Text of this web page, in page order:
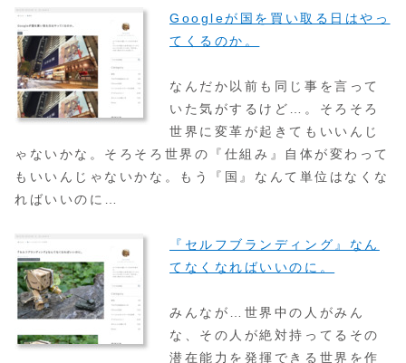
Googleが国を買い取る日はやっ
てくるのか。
なんだか以前も同じ事を言って
いた気がするけど…。そろそろ
世界に変革が起きてもいいんじ
ゃないかな。そろそろ世界の『仕組み』自体が変わって
もいいんじゃないかな。もう『国』なんて単位はなくな
ればいいのに…
『セルフブランディング』なん
てなくなればいいのに。
みんなが…世界中の人がみん
な、その人が絶対持ってるその
潜在能力を発揮できる世界を作